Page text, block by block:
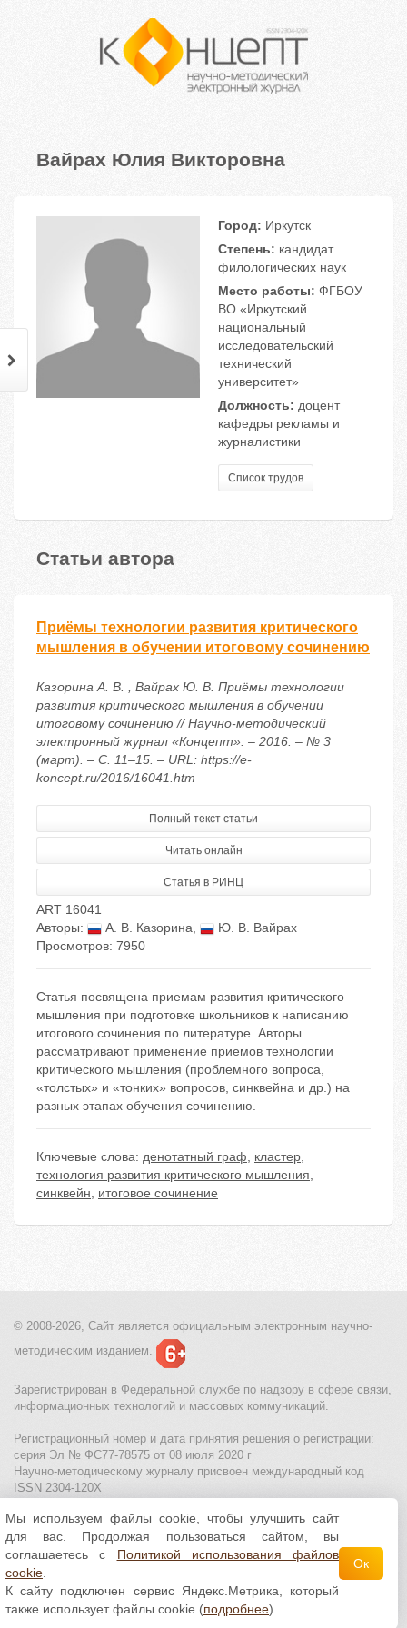
Вайрах Юлия Викторовна
Город: Иркутск
Степень: кандидат
филологических наук
Место работы: ФГБОУ
ВО «Иркутский
национальный
исследовательский
технический
университет»
Должность: доцент
кафедры рекламы и
журналистики
Список трудов
Статьи автора
Приёмы технологии развития критического
мышления в обучении итоговому сочинению
Казорина А. В. , Вайрах Ю. В. Приёмы технологии
развития критического мышления в обучении
итоговому сочинению // Научно-методический
электронный журнал «Концепт». – 2016. – № 3
(март). – С. 11–15. – URL: https://e-
koncept.ru/2016/16041.htm
Полный текст статьи
Читать онлайн
Статья в РИНЦ
ART 16041
Авторы:
А. В. Казорина,
Ю. В. Вайрах
Просмотров: 7950
Статья посвящена приемам развития критического
мышления при подготовке школьников к написанию
итогового сочинения по литературе. Авторы
рассматривают применение приемов технологии
критического мышления (проблемного вопроса,
«толстых» и «тонких» вопросов, синквейна и др.) на
разных этапах обучения сочинению.
Ключевые слова: денотатный граф, кластер,
технология развития критического мышления,
синквейн, итоговое сочинение
© 2008-2026, Сайт является официальным электронным научно-
методическим изданием.
Зарегистрирован в Федеральной службе по надзору в сфере связи,
информационных технологий и массовых коммуникаций.
Регистрационный номер и дата принятия решения о регистрации:
серия Эл № ФС77-78575 от 08 июля 2020 г
Научно-методическому журналу присвоен международный код
ISSN 2304-120X
МЦИТО|Школьные олимпиады и онлайн конкурсы для детей
Политика использования файлов cookie| Политика обработки и
защиты персональных данных
Все материалы доступны полицензии Creative
Commons С указанием авторства 4.0 Всемирная
Мы используем файлы cookie, чтобы улучшить сайт
для вас. Продолжая пользоваться сайтом, вы
соглашаетесь с Политикой использования файлов
cookie
К сайту подключен сервис Яндекс.Метрика, который
также использует файлы cookie (подробнее)
Ок